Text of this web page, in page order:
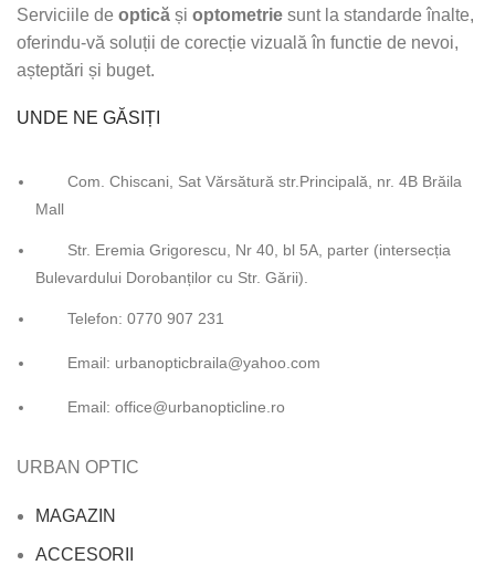
Serviciile de optică și optometrie sunt la standarde înalte,
oferindu-vă soluții de corecție vizuală în functie de nevoi,
așteptări și buget.
UNDE NE GĂSIȚI
Com. Chiscani, Sat Vărsătură str.Principală, nr. 4B Brăila
Mall
Str. Eremia Grigorescu, Nr 40, bl 5A, parter (intersecția
Bulevardului Dorobanților cu Str. Gării).
Telefon: 0770 907 231
Email: urbanopticbraila@yahoo.com
Email: office@urbanopticline.ro
URBAN OPTIC
MAGAZIN
ACCESORII